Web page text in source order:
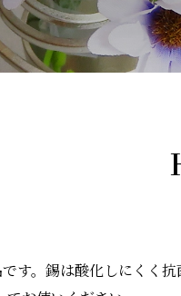
す。錫は酸化しにくく抗